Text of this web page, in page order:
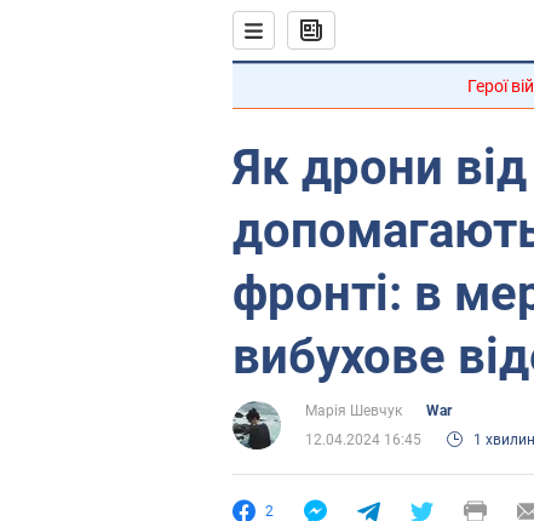
Герої
Як дрони
фронті: в
вибухове
Марія Шевчук
War
12.04.2024 16:45
1
2